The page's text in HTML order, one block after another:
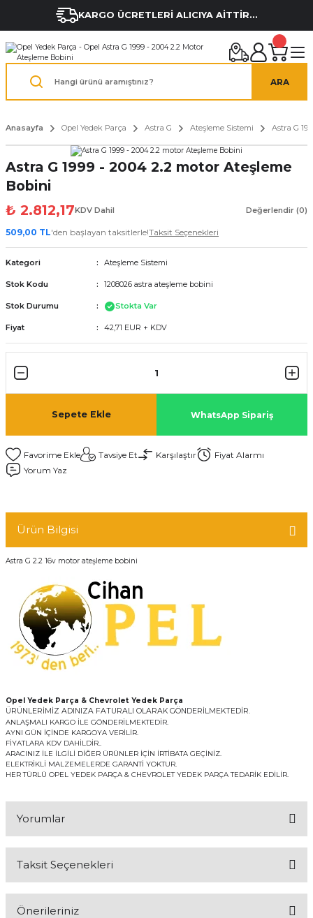
KARGO ÜCRETLERİ ALICIYA AİTTİR...
ARA
Anasayfa Opel Yedek Parça Astra G Ateşleme Sistemi Astra G
Astra G 1999 - 2004 2.2 motor Ateşleme
Bobini
₺ 2.812,17KDV Dahil Değerlendir (0)
509,00 TL'den başlayan taksitlerle!Taksit Seçenekleri
Kategori Ateşleme Sistemi
Stok Kodu 1208026 astra ateşleme bobini
Stok Durumu Stokta Var
Fiyat 42,71 EUR + KDV
Sepete Ekle WhatsApp Sipariş
Tavsiye Et Karşılaştır
Fiyat Alarmı
Yorum Yaz
Ürün Bilgisi
Astra G 2.2 16v motor ateşleme bobini
Opel Yedek Parça & Chevrolet Yedek Parça
ÜRÜNLERİMİZ ADINIZA FATURALI OLARAK GÖNDERİLMEKTEDİR.
ANLAŞMALI KARGO İLE GÖNDERİLMEKTEDİR.
AYNI GÜN İÇİNDE KARGOYA VERİLİR.
FİYATLARA KDV DAHİLDİR..
ARACINIZ İLE İLGİLİ DİĞER ÜRÜNLER İÇİN İRTİBATA GEÇİNİZ.
ELEKTRİKLİ MALZEMELERDE GARANTİ YOKTUR.
HER TÜRLÜ OPEL YEDEK PARÇA & CHEVROLET YEDEK PARÇA TEDARİK EDİLİR.
Yorumlar
Taksit Seçenekleri
Önerileriniz